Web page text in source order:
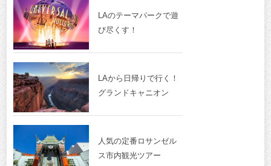
LAのテーマパークで遊
び尽くす！
LAから日帰りで行く！
グランドキャニオン
人気の定番ロサンゼル
ス市内観光ツアー